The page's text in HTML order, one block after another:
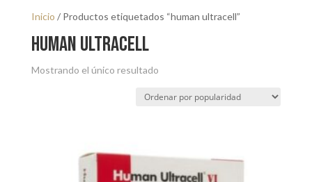
Inicio / Productos etiquetados “human ultracell”
human ultracell
Mostrando el único resultado